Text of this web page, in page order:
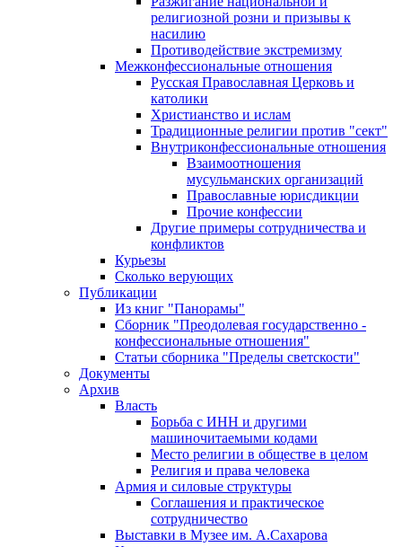
религиозной розни и призывы к
насилию
Противодействие экстремизму
Межконфессиональные отношения
Русская Православная Церковь и
католики
Христианство и ислам
Традиционные религии против "сект"
Внутриконфессиональные отношения
Взаимоотношения
мусульманских организаций
Православные юрисдикции
Прочие конфессии
Другие примеры сотрудничества и
конфликтов
Курьезы
Сколько верующих
Публикации
Из книг "Панорамы"
Сборник "Преодолевая государственно -
конфессиональные отношения"
Статьи сборника "Пределы светскости"
Документы
Архив
Власть
Борьба с ИНН и другими
машиночитаемыми кодами
Место религии в обществе в целом
Религия и права человека
Армия и силовые структуры
Соглашения и практическое
сотрудничество
Выставки в Музее им. А.Сахарова